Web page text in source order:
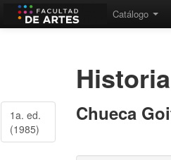
Catálogo
1a. ed.
(1985)
Chueca